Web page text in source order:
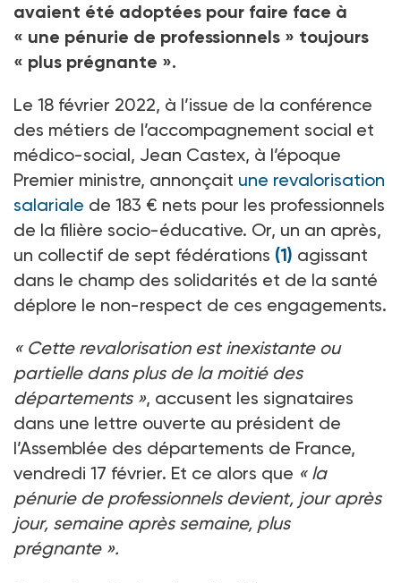
avaient été adoptées pour faire face à
« une pénurie de professionnels » toujours
« plus prégnante ».
Le 18 février 2022, à l’issue de la conférence
des métiers de l’accompagnement social et
médico-social, Jean Castex, à l’époque
Premier ministre, annonçait une revalorisation
salariale de 183 € nets pour les professionnels
de la filière socio-éducative. Or, un an après,
un collectif de sept fédérations (1) agissant
dans le champ des solidarités et de la santé
déplore le non-respect de ces engagements.
« Cette revalorisation est inexistante ou
partielle dans plus de la moitié des
départements », accusent les signataires
dans une lettre ouverte au président de
l’Assemblée des départements de France,
vendredi 17 février. Et ce alors que « la
pénurie de professionnels devient, jour après
jour, semaine après semaine, plus
prégnante ».